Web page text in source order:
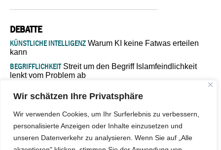
Wir schätzen Ihre Privatsphäre
Wir verwenden Cookies, um Ihr Surferlebnis zu verbessern,
personalisierte Anzeigen oder Inhalte einzusetzen und
unseren Datenverkehr zu analysieren. Wenn Sie auf „Alle
DEBATTE
KÜNSTLICHE INTELLIGENZ Warum KI keine Fatwas erteilen
kann
BEGRIFFLICHKEITStreit um den Begriff Islamfeindlichkeit
lenkt vom Problem ab
Verantwortung bleibt“
ISLAMISCHE FAKULTÄT IN MÜNSTEREine kritische Schwelle für
die deutsche Religionspolitik
GASTBEITRAGWarum die muslimische Welt eine neue